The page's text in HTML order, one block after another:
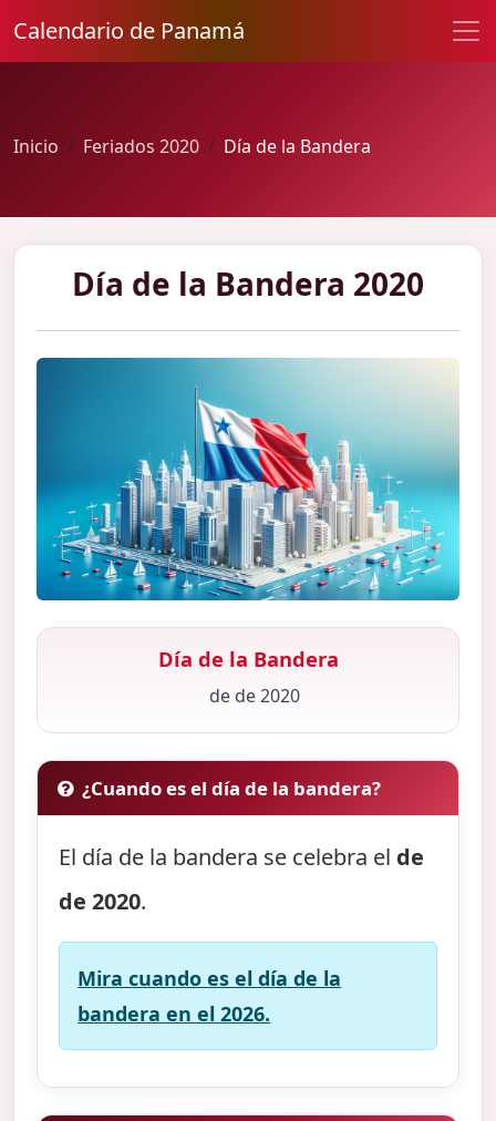
Calendario de Panamá
Inicio Feriados 2020 Día de la Bandera
Día de la Bandera 2020
Día de la Bandera
de de 2020
¿Cuando es el día de la bandera?
El día de la bandera se celebra el de
de 2020.
Mira cuando es el día de la
bandera en el 2026.